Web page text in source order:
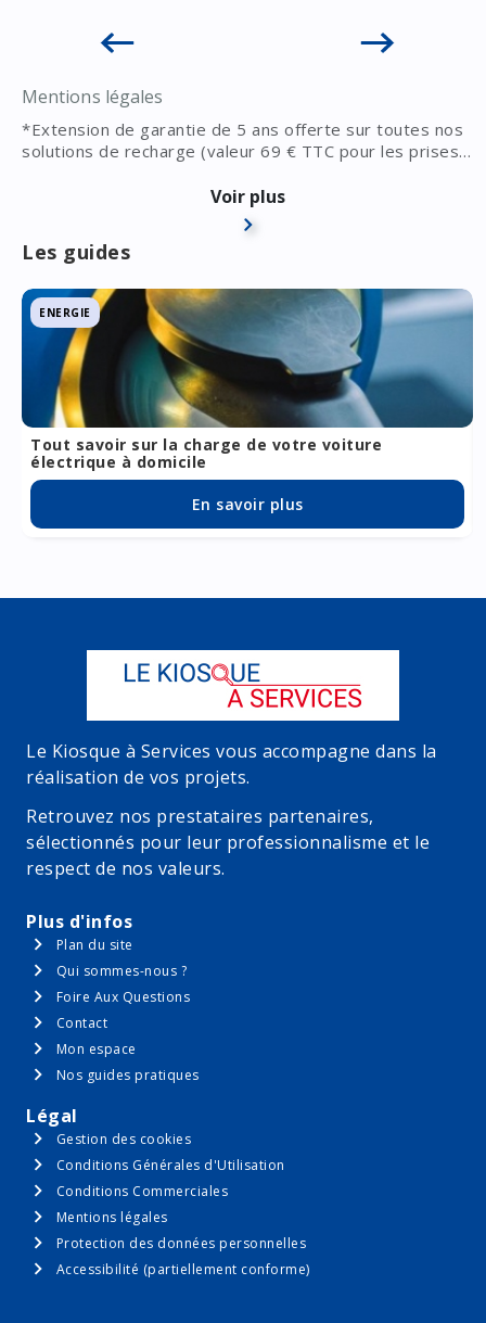
Mentions légales
*Extension de garantie de 5 ans offerte sur toutes nos
solutions de recharge (valeur 69 € TTC pour les prises
pouvez consulter nos CGV en cliquant ici :
https://www.proxiserve.fr/zeborne/cgv
prise renforcée et du temps de recharge (ex: 3,7 kW x
7h00 = 26 kWh), sous réserve de compatibilité de votre
abonnement électrique, du chargeur embarqué et de la
capacité de la batterie de votre véhicule.
Voir plus
Les guides
ENERGIE
Tout savoir sur la charge de votre voiture
électrique à domicile
En savoir plus
Le Kiosque à Services vous accompagne dans la
réalisation de vos projets.
Retrouvez nos prestataires partenaires,
sélectionnés pour leur professionnalisme et le
respect de nos valeurs.
Plus d'infos
Plan du site
Qui sommes-nous ?
Foire Aux Questions
Contact
Mon espace
Nos guides pratiques
Légal
Gestion des cookies
Conditions Générales d'Utilisation
Conditions Commerciales
Mentions légales
Protection des données personnelles
Accessibilité (partiellement conforme)